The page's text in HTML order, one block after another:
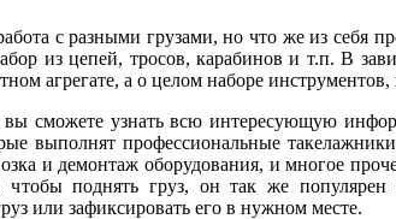
с разными грузами, но что же из себя
из цепей, тросов, карабинов и т.п. В
агрегате, а о целом наборе
вы сможете узнать всю интересующую
выполнят профессиональные
и демонтаж оборудования, и многое
чтобы поднять груз, он так же
или зафиксировать его в нужном месте.